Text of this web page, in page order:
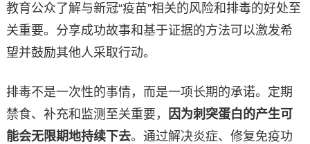
教育公众了解与新冠“疫苗”相关的风险和排毒的好处至
关重要。分享成功故事和基于证据的方法可以激发希
望并鼓励其他人采取行动。
排毒不是一次性的事情，而是一项长期的承诺。定期
禁食、补充和监测至关重要，
因为刺突蛋白的产生可
能会无限期地持续下去。通过解决炎症、修复免疫功